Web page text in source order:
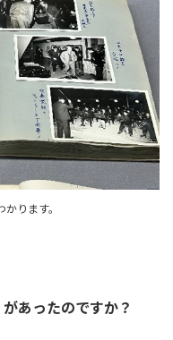
ります。
あったのですか？